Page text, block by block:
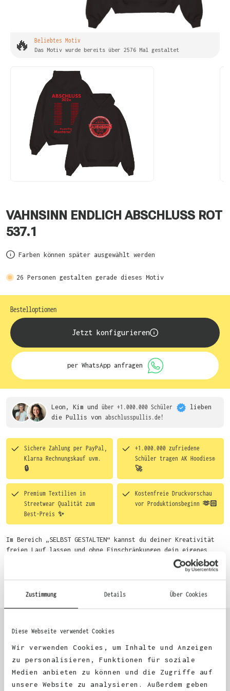
Zustimmung Details Über Cookies
Diese Webseite verwendet Cookies
Wir verwenden Cookies, um Inhalte und Anzeigen
zu personalisieren, Funktionen für soziale
Medien anbieten zu können und die Zugriffe auf
unsere Website zu analysieren. Außerdem geben
🔥 Beliebtes Motiv
Das Motiv wurde bereits über 2576 Mal gestaltet
VAHNSINN ENDLICH ABSCHLUSS ROT
537.1
Farben können später ausgewählt werden
26 Personen gestalten gerade dieses Motiv
Bestelloptionen
Jetzt konfigurieren
per WhatsApp anfragen
Leon, Kim und über +1.000.000 Schüler
lieben
die Pullis von abschlusspullis.de!
Sichere Zahlung per PayPal,
Klarna Rechnungskauf uvm.
🔒
+1.000.000 zufriedene
Schüler tragen AK Hoodies®
🚀
Premium Textilien in
Streetwear Qualität zum
Best-Preis ✨
Kostenfreie Druckvorschau
vor Produktionsbeginn 🫶🏻
Im Bereich „SELBST GESTALTEN“ kannst du deiner Kreativität
freien Lauf lassen und ohne Einschränkungen dein eigenes
Motiv entwerfen. Um dir den Einstieg zu erleichtern, stellen
wir eine von unseren Designern vorgefertigte Vorlage bereit.
beginne anschließend mit der Gestaltung. Alternativ kannst
KUNDEN FEEDBACK 🫶
Excellent